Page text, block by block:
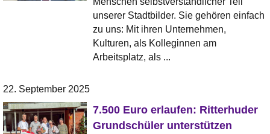
unserer Stadtbilder. Sie gehören einfach
zu uns: Mit ihren Unternehmen,
Kulturen, als Kolleginnen am
Arbeitsplatz, als ...
22. September 2025
7.500 Euro erlaufen: Ritterhuder
Grundschüler unterstützen